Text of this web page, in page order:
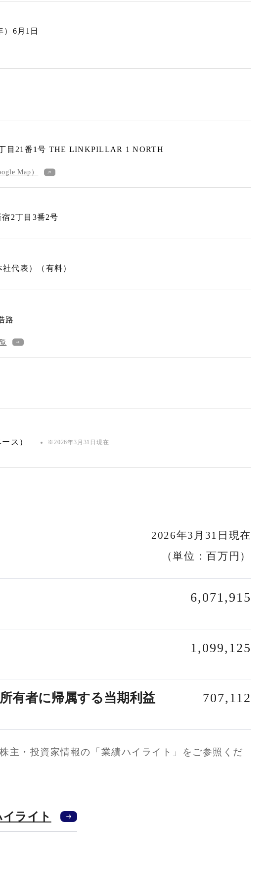
）6月1日
目21番1号 THE LINKPILLAR 1 NORTH
Map）
2丁目3番2号
代表）（有料）
路
ス） ※ 2026年3月31日現在
2026年3月31日現在
（単位：百万円）
6,071,915
1,099,125
有者に帰属する当期利益 707,112
主・投資家情報の「業績ハイライト」をご参照くだ
ライト